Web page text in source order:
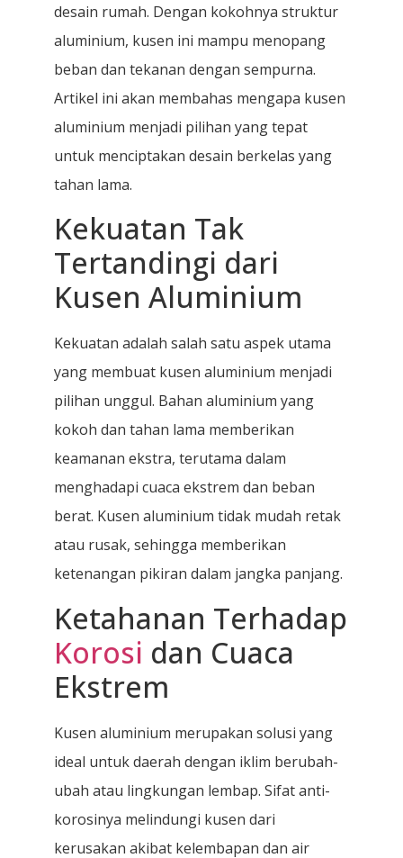
desain rumah. Dengan kokohnya struktur
aluminium, kusen ini mampu menopang
beban dan tekanan dengan sempurna.
Artikel ini akan membahas mengapa kusen
aluminium menjadi pilihan yang tepat
untuk menciptakan desain berkelas yang
tahan lama.
Kekuatan Tak
Tertandingi dari
Kusen Aluminium
Kekuatan adalah salah satu aspek utama
yang membuat kusen aluminium menjadi
pilihan unggul. Bahan aluminium yang
kokoh dan tahan lama memberikan
keamanan ekstra, terutama dalam
menghadapi cuaca ekstrem dan beban
berat. Kusen aluminium tidak mudah retak
atau rusak, sehingga memberikan
ketenangan pikiran dalam jangka panjang.
Ketahanan Terhadap
Korosi dan Cuaca
Ekstrem
Kusen aluminium merupakan solusi yang
ideal untuk daerah dengan iklim berubah-
ubah atau lingkungan lembap. Sifat anti-
korosinya melindungi kusen dari
kerusakan akibat kelembapan dan air